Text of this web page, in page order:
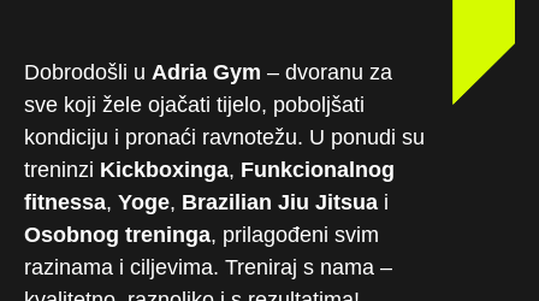
Dobrodošli u Adria Gym – dvoranu za
sve koji žele ojačati tijelo, poboljšati
kondiciju i pronaći ravnotežu. U ponudi su
treninzi Kickboxinga, Funkcionalnog
fitnessa, Yoge, Brazilian Jiu Jitsua i
Osobnog treninga, prilagođeni svim
razinama i ciljevima. Treniraj s nama –